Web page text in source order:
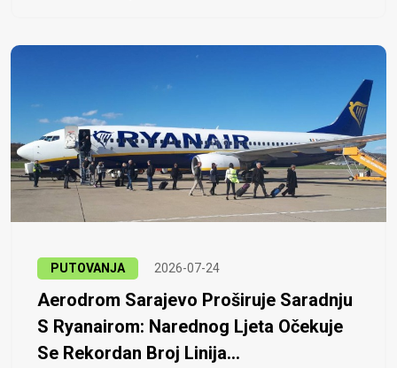
PUTOVANJA 2026-07-24
Aerodrom Sarajevo Proširuje Saradnju
S Ryanairom: Narednog Ljeta Očekuje
Se Rekordan Broj Linija...